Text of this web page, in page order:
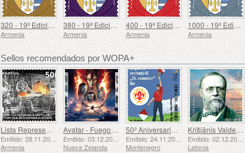
320 - 19ª Edición Definitiva, Escudos de Armas Armenios
Armenia
380 - 19ª Edición Definitiva, Escudos de Armas Armenios
Armenia
400 - 19ª Edición Definitiva, Escudos de Armas Armenios
Armenia
1000 - 19ª Edición Definitiva, Escudos de Armas Armenios
Armenia
Sellos recomendados por WOPA+
Lista Representativa del Patrimonio Cultural Inmaterial de la Humanidad de la UNESCO - La Tradición de la Herrería en Gyumri
Emitido: 28.11.2025
Armenia
Avatar - Fuego y Ceniza
Emitido: 03.12.2025
Nueva Zelanda
50º Aniversario de la Fundación del Bar Scout 24 de Noviembre
Emitido: 24.11.2025
Montenegro
Krišjānis Valdemārs
Emitido: 02.12.2025
Letonia